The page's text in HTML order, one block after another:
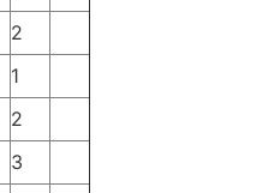
2
1
2
3